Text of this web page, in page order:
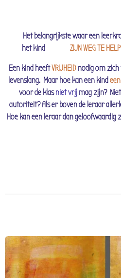
Het belangrijkste waar een
het kind
ZIJN WEG TE
Een kind heeftVRIJHEID nodig om
levenslang. Maar hoe kaneen kind
voor de klas niet vrij mag zijn?
autoriteit? Als er boven de leraar
Hoe kan een leraar dan